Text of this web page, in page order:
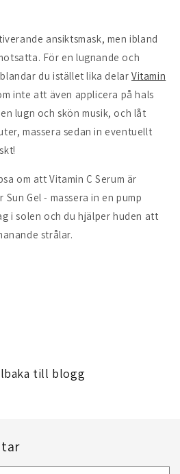
ansiktsmask, men ibland
För en lugnande och
du istället lika delarVitamin
inte att även applicera på hals
lugn och skön musik, och låt
massera sedan in eventuellt
om att Vitamin C Serum är
Gel - massera in en pump
i solen och du hjälper huden att
strålar.
till blogg